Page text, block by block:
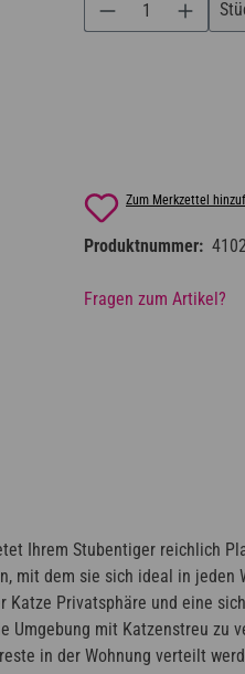
Zum Merkzettel
Produktnummer:
Fragen zum Artikel?
Ihrem Stubentiger reichlich
mit dem sie sich ideal in
Privatsphäre und eine
mit Katzenstreu zu
in der Wohnung verteilt